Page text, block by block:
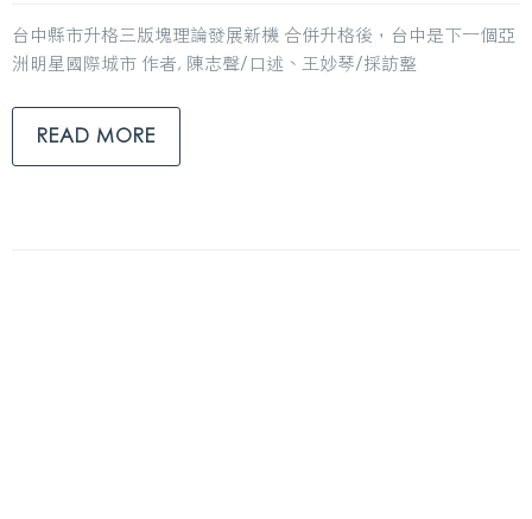
台中縣市升格三版塊理論發展新機 合併升格後，台中是下一個亞
洲明星國際城市 作者, 陳志聲/口述、王妙琴/採訪整
READ MORE